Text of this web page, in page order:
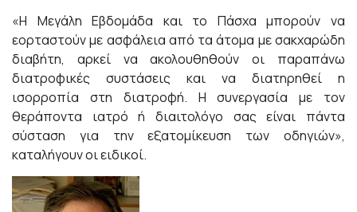
«Η Μεγάλη Εβδομάδα και το Πάσχα μπορούν να
εορταστούν με ασφάλεια από τα άτομα με σακχαρώδη
διαβήτη, αρκεί να ακολουθηθούν οι παραπάνω
διατροφικές συστάσεις και να διατηρηθεί η
ισορροπία στη διατροφή. Η συνεργασία με τον
θεράποντα ιατρό ή διαιτολόγο σας είναι πάντα
σύσταση για την εξατομίκευση των οδηγιών»,
καταλήγουν οι ειδικοί.